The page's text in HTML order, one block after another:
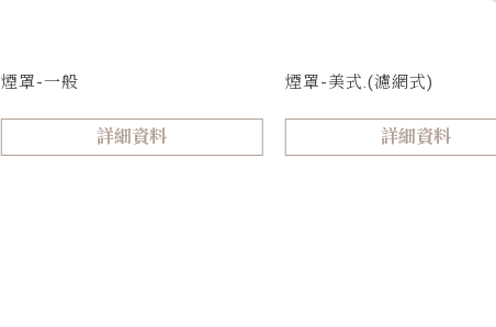
煙罩-一般
詳細資料
煙罩-美式.(濾網式)
詳細資料